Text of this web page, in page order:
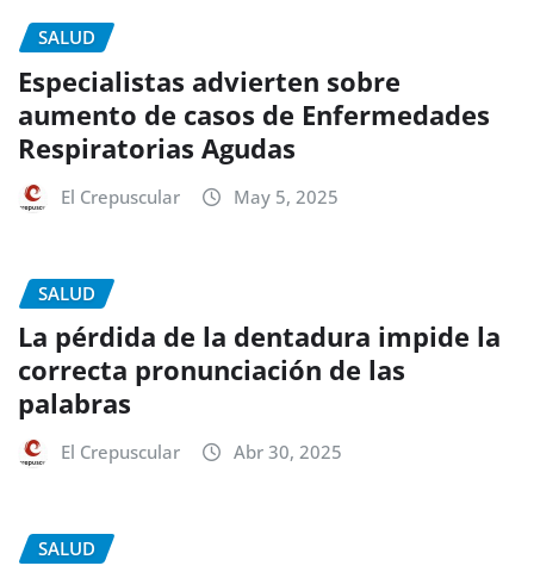
SALUD
Especialistas advierten sobre
aumento de casos de Enfermedades
Respiratorias Agudas
El Crepuscular May 5, 2025
SALUD
La pérdida de la dentadura impide la
correcta pronunciación de las
palabras
El Crepuscular Abr 30, 2025
SALUD